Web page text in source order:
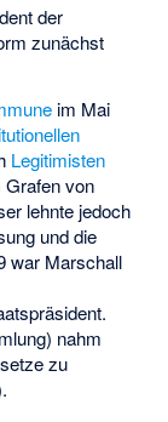
der
zunächst
im Mai
Legitimisten
Grafen von
lehnte jedoch
und die
war Marschall
nahm
zu